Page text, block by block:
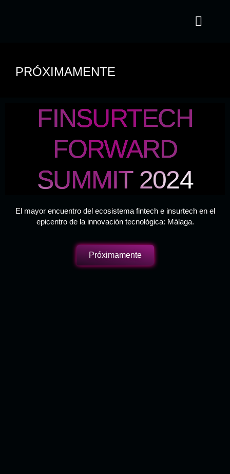
PRÓXIMAMENTE
FINSURTECH
FORWARD
SUMMIT 2024
El mayor encuentro del ecosistema fintech e insurtechen el
epicentro de la innovación tecnológica: Málaga.
Próximamente